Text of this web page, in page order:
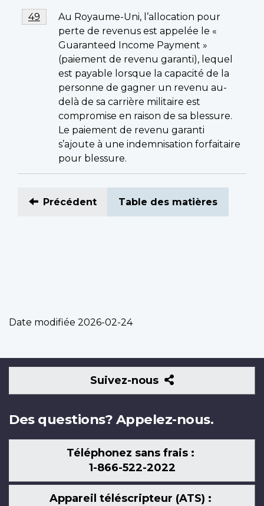
Notes
de
Au Royaume-Uni, l’allocation pour
perte de revenus est appelée le «
Guaranteed Income Payment »
(paiement de revenu garanti), lequel
est payable lorsque la capacité de la
personne de gagner un revenu au-
delà de sa carrière militaire est
compromise en raison de sa blessure.
Le paiement de revenu garanti
s’ajoute à une indemnisation forfaitaire
pour blessure.
Return to footnote
49 referrer
Précédent Table des matières
Date modifiée 2026-02-24
Suivez-nous
Suivez-
nous
Des questions? Appelez-nous.
Téléphonez sans frais :
1-866-522-2022
Appareil téléscripteur (ATS) :